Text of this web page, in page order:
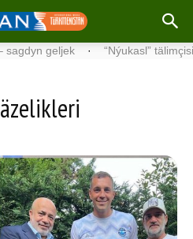
geljek · “Nýukasl” tälimçisini